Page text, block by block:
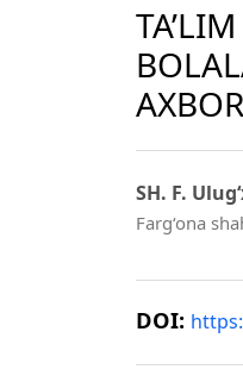
SH. F.
Farg‘ona
DOI: